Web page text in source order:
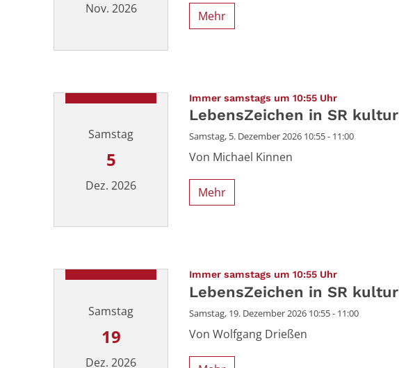
Nov. 2026 Mehr
Samstag
5
Dez. 2026
Immer samstags um 10:55 Uhr:
LebensZeichen in SR kultur
Samstag, 5. Dezember 2026 10:55 - 11:00
Von Michael Kinnen
Mehr
Samstag
19
Dez. 2026
Immer samstags um 10:55 Uhr:
LebensZeichen in SR kultur
Samstag, 19. Dezember 2026 10:55 - 11:00
Von Wolfgang Drießen